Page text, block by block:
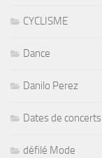
CYCLISME
Dance
Danilo Perez
Dates de concerts
défilé Mode